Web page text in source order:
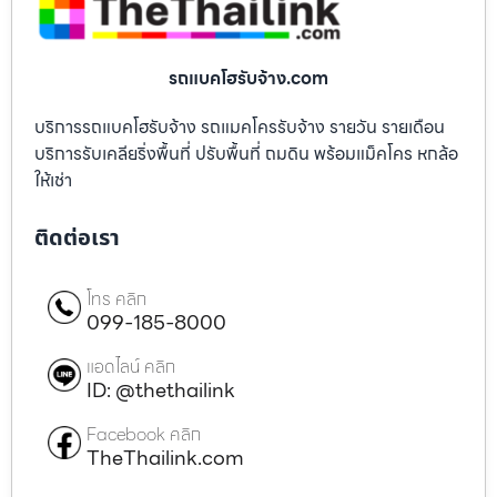
รถแบคโฮรับจ้าง.com
บริการรถแบคโฮรับจ้าง รถแมคโครรับจ้าง รายวัน รายเดือน
บริการรับเคลียริ่งพื้นที่ ปรับพื้นที่ ถมดิน พร้อมแม็คโคร หกล้อ
ให้เช่า
ติดต่อเรา
โทร คลิก
099-185-8000
แอดไลน์ คลิก
ID: @thethailink
Facebook คลิก
TheThailink.com